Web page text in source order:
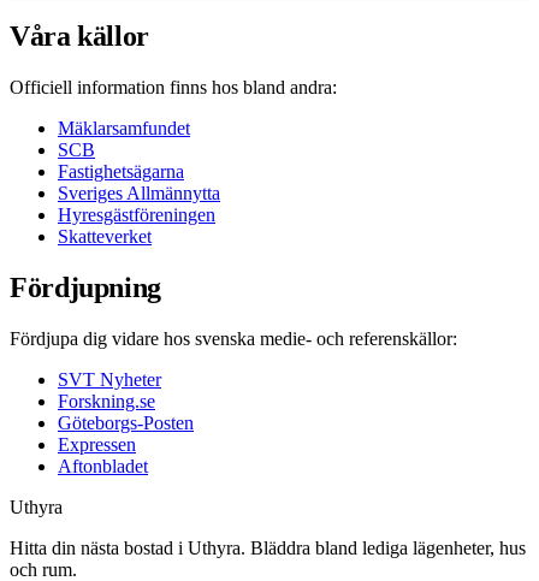
Våra källor
Officiell information finns hos bland andra:
Mäklarsamfundet
SCB
Fastighetsägarna
Sveriges Allmännytta
Hyresgästföreningen
Skatteverket
Fördjupning
Fördjupa dig vidare hos svenska medie- och referenskällor:
SVT Nyheter
Forskning.se
Göteborgs-Posten
Expressen
Aftonbladet
Uthyra
Hitta din nästa bostad i Uthyra. Bläddra bland lediga lägenheter, hus
och rum.